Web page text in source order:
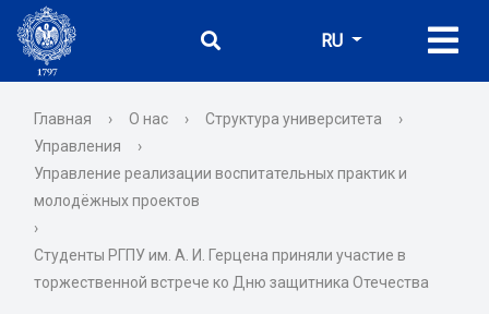
RU
Главная › О нас › Структура университета
›
Управления
›
Управление реализации воспитательных практик и
молодёжных проектов
›
Студенты РГПУ им. А. И. Герцена приняли участие в
торжественной встрече ко Дню защитника Отечества